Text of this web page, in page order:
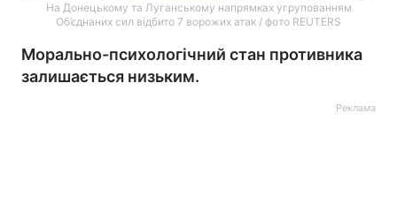
На Донецькому та Луганському напрямках угрупованням
Об’єднаних сил відбито 7 ворожих атак / фото REUTERS
Морально-психологічний стан противника
залишається низьким.
Реклама